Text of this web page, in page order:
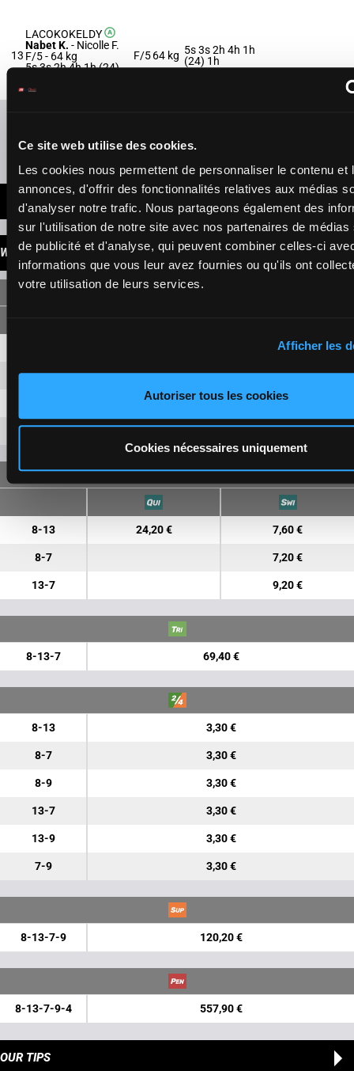
Ce site web utilise des cookies.
Les cookies nous permettent de personnaliser le contenu et
annonces, d'offrir des fonctionnalités relatives aux médias
d'analyser notre trafic. Nous partageons également des
sur l'utilisation de notre site avec nos partenaires de médias
de publicité et d'analyse, qui peuvent combiner celles-ci
informations que vous leur avez fournies ou qu'ils ont
votre utilisation de leurs services.
Afficher les
Autoriser tous les cookies
Cookies nécessaires uniquement
13
LACOKOKELDY
Nabet K. - Nicolle F.
F/5 - 64 kg
5s 3s 2h 4h 1h (24)
F/564 kg 5s 3s 2h 4h 1h
(24) 1h
Presence of favorite horses
LATEST NEWS
WINNINGS
13 3,20 € 2,20 €
2,70 €
9 12,10 €
FORECAST
8-13 24,20 € 7,60 €
8-7 7,20 €
13-7 9,20 €
8-13-7 69,40 €
8-13 3,30 €
8-7 3,30 €
8-9 3,30 €
13-7 3,30 €
13-9 3,30 €
7-9 3,30 €
8-13-7-9 120,20 €
8-13-7-9-4 557,90 €
OUR TIPS